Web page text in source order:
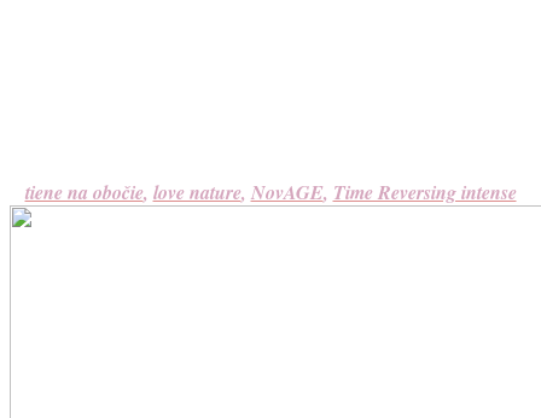
tiene na obočie, love nature, NovAGE, Time Reversing intense